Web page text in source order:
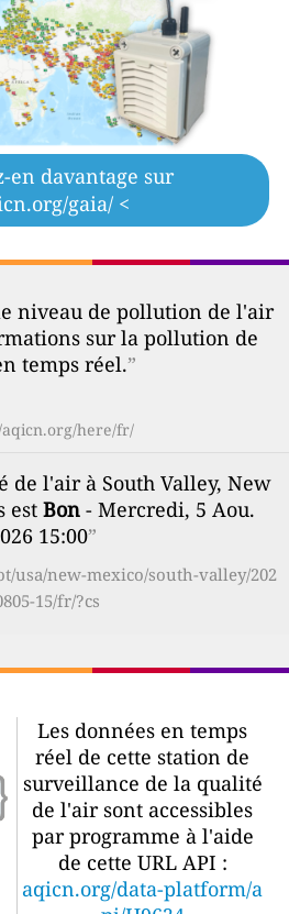
en davantage sur
gaia/ <
niveau de pollution de l'air
sur la pollution de
temps réel.”
here/fr/
de l'air à South Valley, New
est Bon- Mercredi, 5 Aou.
15:00”
usa/new-mexico/south-valley/202
15/fr/?cs
Les données en temps
réel de cette station de
surveillance de la qualité
de l'air sont accessibles
par programme à l'aide
de cette URL API :
aqicn.org/data-platform/a